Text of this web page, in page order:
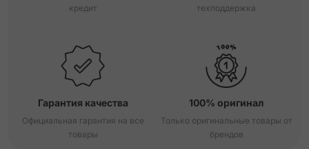
кредит
техподдержка
Гарантия качества
Официальная гарантия на все
товары
100% оригинал
Только оригинальные товары от
брендов